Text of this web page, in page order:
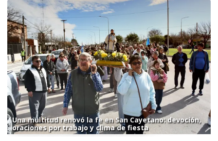
Una multitud renovó la fe en San Cayetano: devoción,
oraciones por trabajo y clima de fiesta